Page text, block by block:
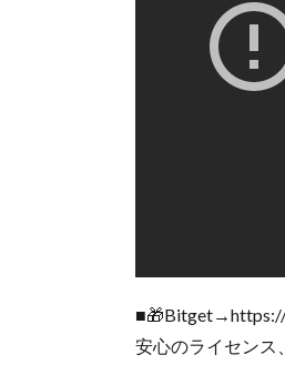
■🎁Bitget→https://
安心のライセンス